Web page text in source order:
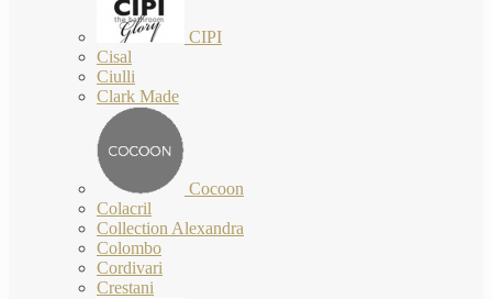
CIPI
Cisal
Ciulli
Clark Made
Cocoon
Colacril
Collection Alexandra
Colombo
Cordivari
Crestani